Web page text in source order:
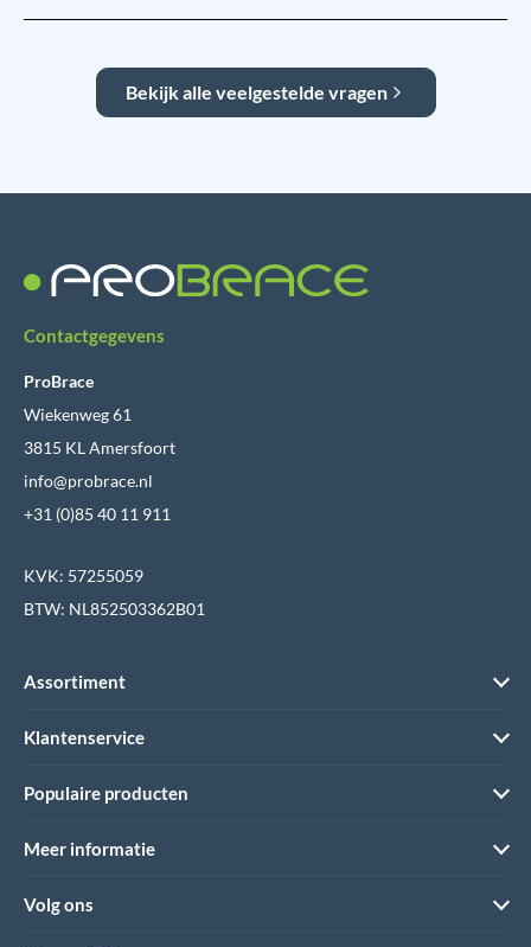
Bekijk alle veelgestelde vragen
Contactgegevens
ProBrace
Wiekenweg 61
3815 KL Amersfoort
info@probrace.nl
+31 (0)85 40 11 911
KVK: 57255059
BTW: NL852503362B01
Assortiment
Klantenservice
Populaire producten
Meer informatie
Volg ons